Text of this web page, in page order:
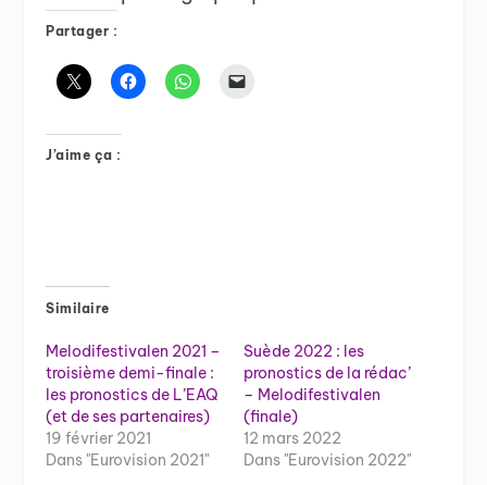
Partager :
J’aime ça :
Similaire
Melodifestivalen 2021 –
troisième demi-finale :
les pronostics de L’EAQ
(et de ses partenaires)
19 février 2021
Dans "Eurovision 2021"
Suède 2022 : les
pronostics de la rédac’
– Melodifestivalen
(finale)
12 mars 2022
Dans "Eurovision 2022"